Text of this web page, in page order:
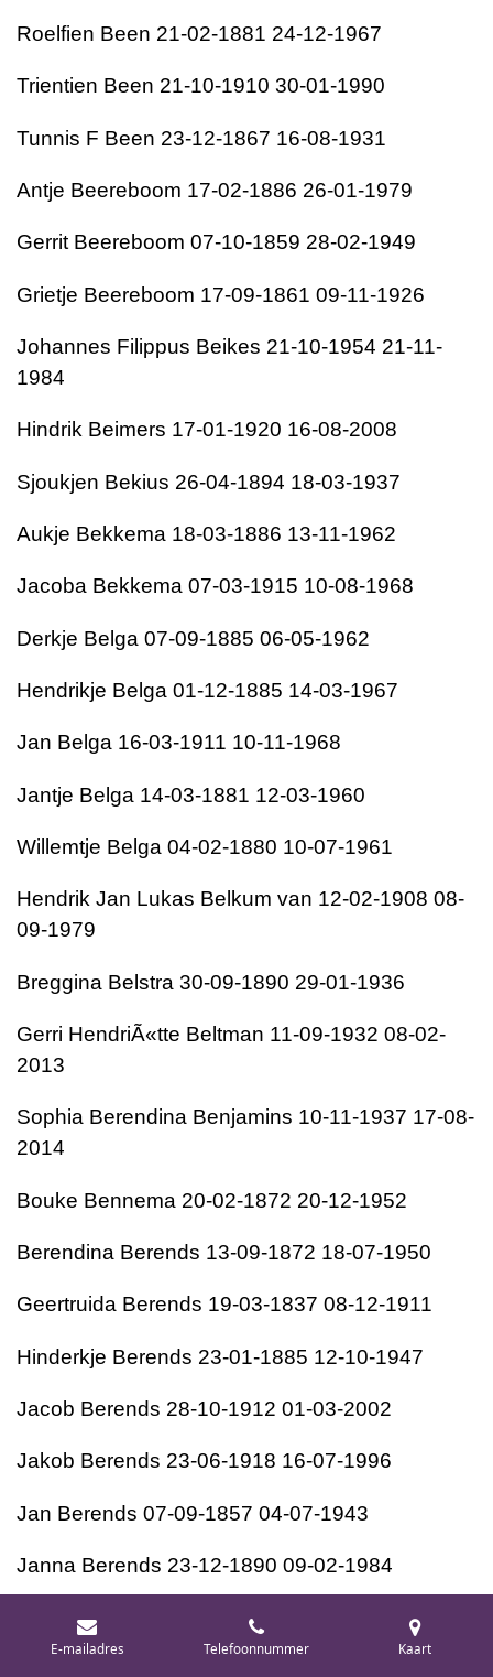
Roelfien Been 21-02-1881 24-12-1967
Trientien Been 21-10-1910 30-01-1990
Tunnis F Been 23-12-1867 16-08-1931
Antje Beereboom 17-02-1886 26-01-1979
Gerrit Beereboom 07-10-1859 28-02-1949
Grietje Beereboom 17-09-1861 09-11-1926
Johannes Filippus Beikes 21-10-1954 21-11-
1984
Hindrik Beimers 17-01-1920 16-08-2008
Sjoukjen Bekius 26-04-1894 18-03-1937
Aukje Bekkema 18-03-1886 13-11-1962
Jacoba Bekkema 07-03-1915 10-08-1968
Derkje Belga 07-09-1885 06-05-1962
Hendrikje Belga 01-12-1885 14-03-1967
Jan Belga 16-03-1911 10-11-1968
Jantje Belga 14-03-1881 12-03-1960
Willemtje Belga 04-02-1880 10-07-1961
Hendrik Jan Lukas Belkum van 12-02-1908 08-
09-1979
Breggina Belstra 30-09-1890 29-01-1936
Gerri HendriÃ«tte Beltman 11-09-1932 08-02-
2013
Sophia Berendina Benjamins 10-11-1937 17-08-
2014
Bouke Bennema 20-02-1872 20-12-1952
Berendina Berends 13-09-1872 18-07-1950
Geertruida Berends 19-03-1837 08-12-1911
Hinderkje Berends 23-01-1885 12-10-1947
Jacob Berends 28-10-1912 01-03-2002
Jakob Berends 23-06-1918 16-07-1996
Jan Berends 07-09-1857 04-07-1943
Janna Berends 23-12-1890 09-02-1984
Lammert Berends 22-07-1880 10-07-1950
E-mailadres Telefoonnummer Kaart